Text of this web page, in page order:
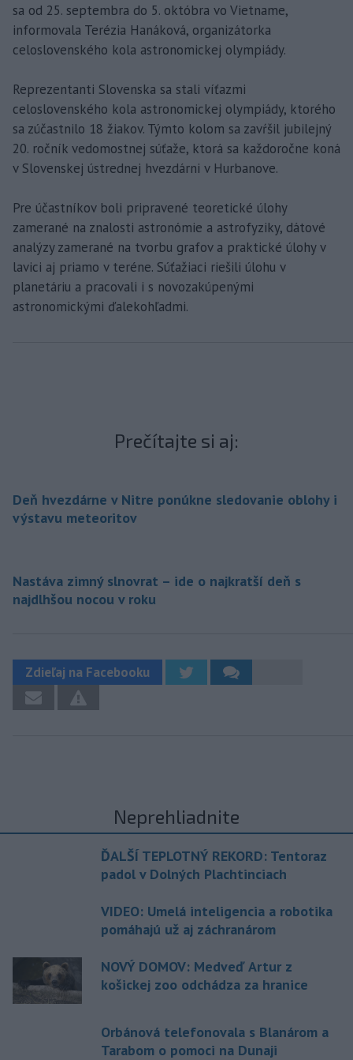
sa od 25. septembra do 5. októbra vo Vietname,
informovala Terézia Hanáková, organizátorka
celoslovenského kola astronomickej olympiády.
Reprezentanti Slovenska sa stali víťazmi
celoslovenského kola astronomickej olympiády, ktorého
sa zúčastnilo 18 žiakov. Týmto kolom sa zavŕšil jubilejný
20. ročník vedomostnej súťaže, ktorá sa každoročne koná
v Slovenskej ústrednej hvezdárni v Hurbanove.
Pre účastníkov boli pripravené teoretické úlohy
zamerané na znalosti astronómie a astrofyziky, dátové
analýzy zamerané na tvorbu grafov a praktické úlohy v
lavici aj priamo v teréne. Súťažiaci riešili úlohu v
planetáriu a pracovali i s novozakúpenými
astronomickými ďalekohľadmi.
Prečítajte si aj:
Deň hvezdárne v Nitre ponúkne sledovanie oblohy i
výstavu meteoritov
Nastáva zimný slnovrat – ide o najkratší deň s
najdlhšou nocou v roku
Zdieľaj na Facebooku
Neprehliadnite
ĎALŠÍ TEPLOTNÝ REKORD: Tentoraz
padol v Dolných Plachtinciach
VIDEO: Umelá inteligencia a robotika
pomáhajú už aj záchranárom
NOVÝ DOMOV: Medveď Artur z
košickej zoo odchádza za hranice
Orbánová telefonovala s Blanárom a
Tarabom o pomoci na Dunaji